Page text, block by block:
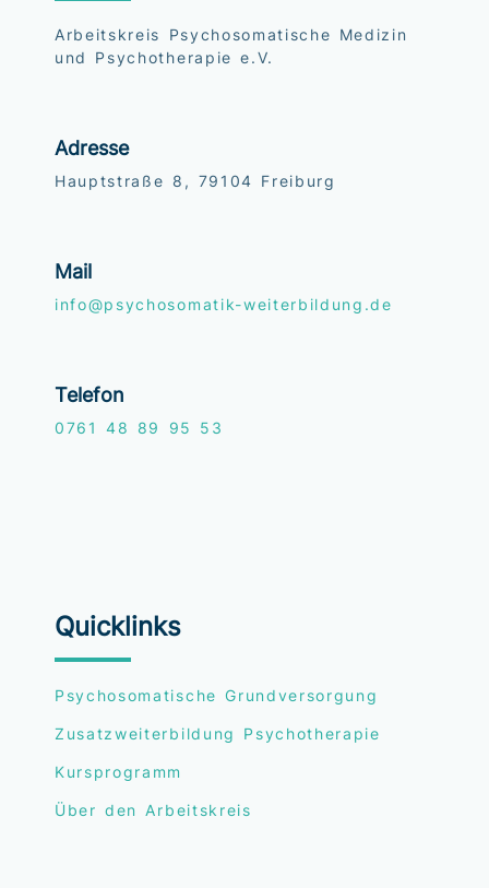
Arbeitskreis Psychosomatische Medizin
und Psychotherapie e.V.
Adresse
Hauptstraße 8, 79104 Freiburg
Mail
info@psychosomatik-weiterbildung.de
Telefon
076148 89 95 53
Quicklinks
Psychosomatische Grundversorgung
Zusatzweiterbildung Psychotherapie
Kursprogramm
Über den Arbeitskreis